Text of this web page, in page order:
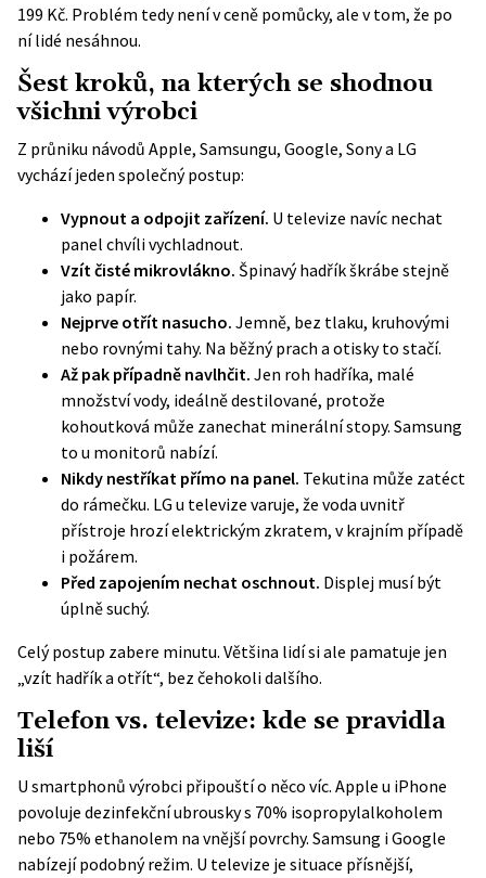
199 Kč. Problém tedy není v ceně pomůcky, ale v tom, že po
ní lidé nesáhnou.
Šest kroků, na kterých se shodnou
všichni výrobci
Z průniku návodů Apple, Samsungu, Google, Sony a LG
vychází jeden společný postup:
Vypnout a odpojit zařízení. U televize navíc nechat
panel chvíli vychladnout.
Vzít čisté mikrovlákno. Špinavý hadřík škrábe stejně
jako papír.
Nejprve otřít nasucho. Jemně, bez tlaku, kruhovými
nebo rovnými tahy. Na běžný prach a otisky to stačí.
Až pak případně navlhčit. Jen roh hadříka, malé
množství vody, ideálně destilované, protože
kohoutková může zanechat minerální stopy. Samsung
to u monitorů nabízí.
Nikdy nestříkat přímo na panel. Tekutina může zatéct
do rámečku. LG u televize varuje, že voda uvnitř
přístroje hrozí elektrickým zkratem, v krajním případě
i požárem.
Před zapojením nechat oschnout. Displej musí být
úplně suchý.
Celý postup zabere minutu. Většina lidí si ale pamatuje jen
„vzít hadřík a otřít“, bez čehokoli dalšího.
Telefon vs. televize: kde se pravidla
liší
U smartphonů výrobci připouští o něco víc. Apple u iPhone
povoluje dezinfekční ubrousky s 70% isopropylalkoholem
nebo 75% ethanolem na vnější povrchy. Samsung i Google
nabízejí podobný režim. U televize je situace přísnější,